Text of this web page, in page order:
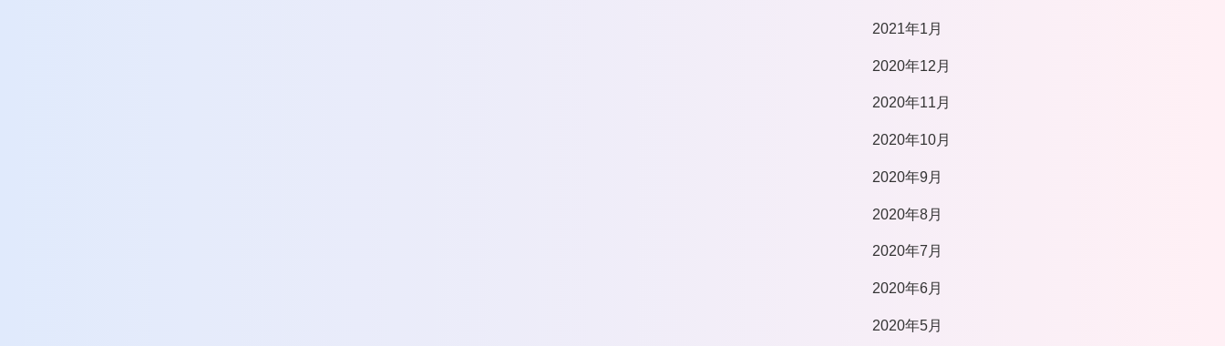
2021年1月
2020年12月
2020年11月
2020年10月
2020年9月
2020年8月
2020年7月
2020年6月
2020年5月